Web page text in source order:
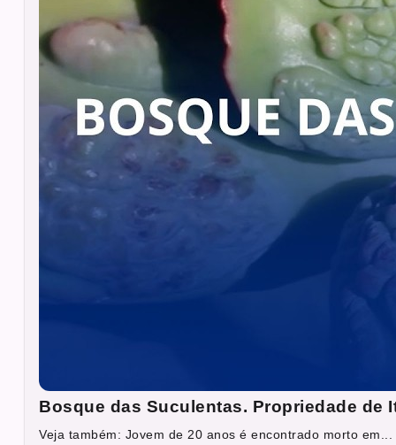
Bosque das Suculentas. Propriedade de
Veja também: Jovem de 20 anos é encontrado morto em...